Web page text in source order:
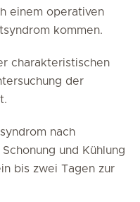
einem operativen
kommen.
charakteristischen
der
nach
und Kühlung
bis zwei Tagen zur